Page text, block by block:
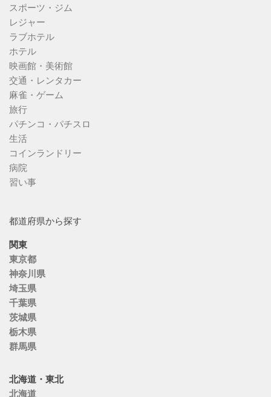
スポーツ・ジム
レジャー
ラブホテル
ホテル
映画館・美術館
交通・レンタカー
麻雀・ゲーム
旅行
パチンコ・パチスロ
生活
コインランドリー
病院
習い事
都道府県から探す
関東
東京都
神奈川県
埼玉県
千葉県
茨城県
栃木県
群馬県
北海道・東北
北海道